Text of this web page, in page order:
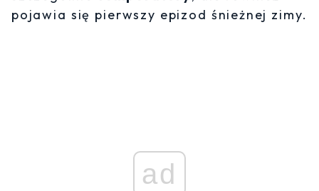
pojawia się pierwszy epizod śnieżnej zimy.
ad